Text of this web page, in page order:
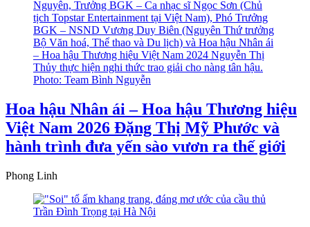
Hoa hậu Nhân ái – Hoa hậu Thương hiệu
Việt Nam 2026 Đặng Thị Mỹ Phước và
hành trình đưa yến sào vươn ra thế giới
Phong Linh